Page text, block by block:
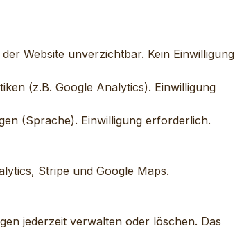
Website unverzichtbar. Kein Einwilligung
(z.B. Google Analytics). Einwilligung
(Sprache). Einwilligung erforderlich.
Stripe und Google Maps.
jederzeit verwalten oder löschen. Das